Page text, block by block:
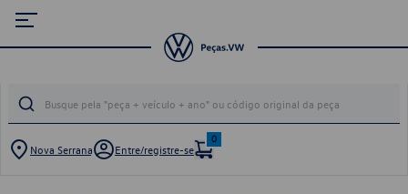
Nova Serrana Entre/registre-se
0